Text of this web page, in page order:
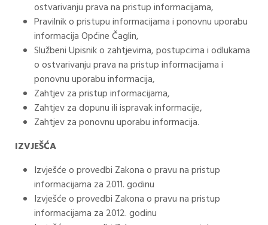
ostvarivanju prava na pristup informacijama,
Pravilnik o pristupu informacijama i ponovnu uporabu
informacija Općine Čaglin,
Službeni Upisnik o zahtjevima, postupcima i odlukama
o ostvarivanju prava na pristup informacijama i
ponovnu uporabu informacija,
Zahtjev za pristup informacijama,
Zahtjev za dopunu ili ispravak informacije,
Zahtjev za ponovnu uporabu informacija.
IZVJEŠĆA
Izvješće o provedbi Zakona o pravu na pristup
informacijama za 2011. godinu
Izvješće o provedbi Zakona o pravu na pristup
informacijama za 2012. godinu